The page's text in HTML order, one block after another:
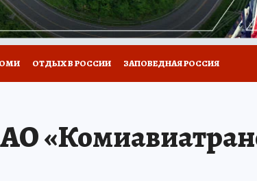
ОТДЫХ В РОССИИ ЗАПОВЕДНАЯ РОССИЯ